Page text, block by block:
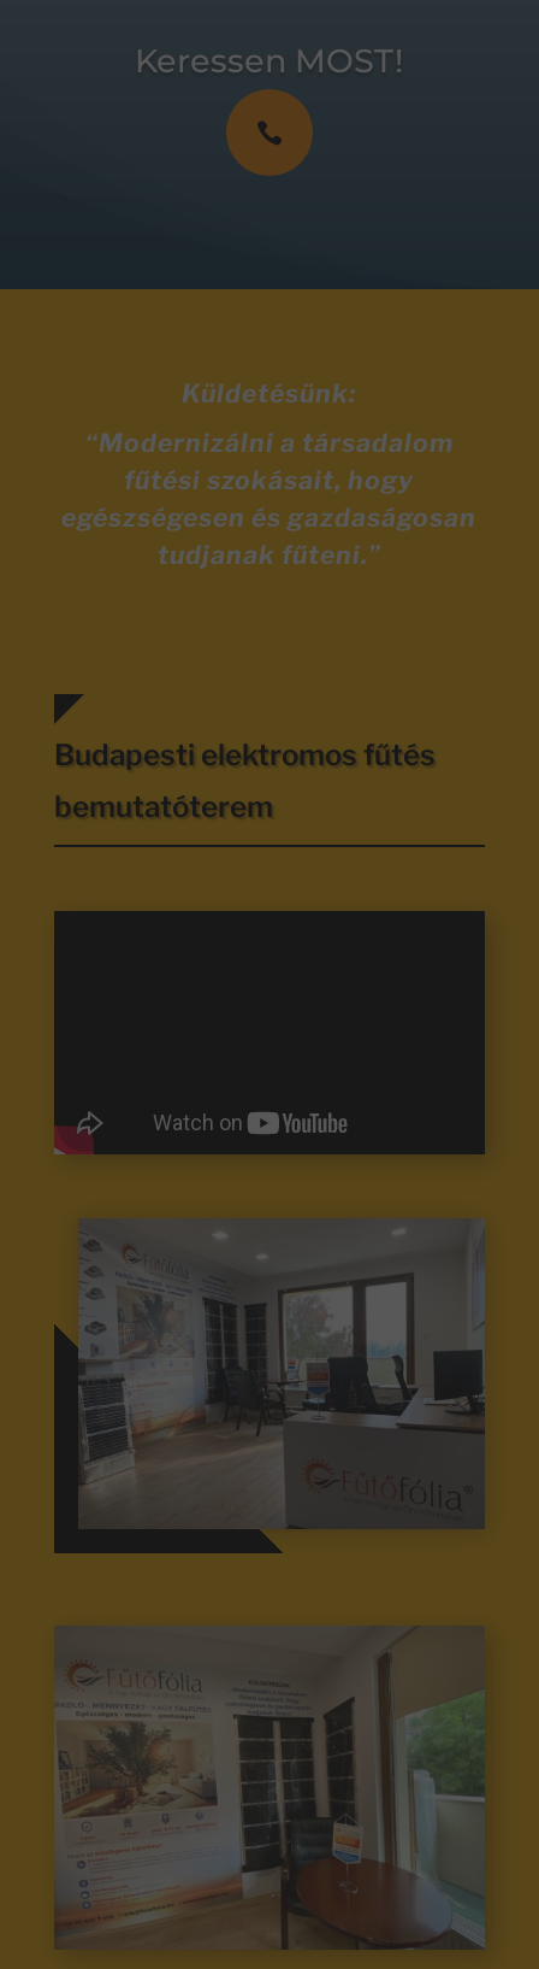
Keressen MOST!

Küldetésünk:
“Modernizálni a társadalom
fűtési szokásait, hogy
egészségesen és gazdaságosan
tudjanak fűteni.”
Budapesti elektromos fűtés
bemutatóterem